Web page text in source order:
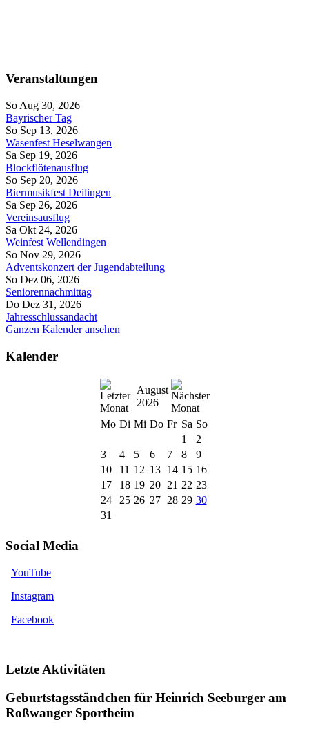
Veranstaltungen
So Aug 30, 2026
Bayrischer Tag
So Sep 13, 2026
Wasenfest Heselwangen
Sa Sep 19, 2026
Blockflötenausflug
So Sep 20, 2026
Biermusikfest Deilingen
Sa Sep 26, 2026
Vereinsausflug
Sa Okt 24, 2026
Weinfest Wellendingen
So Nov 29, 2026
Adventskonzert der Jugendabteilung
So Dez 06, 2026
Seniorennachmittag
Do Dez 31, 2026
Jahresschlussandacht
Ganzen Kalender ansehen
Kalender
August
2026
Mo Di Mi Do Fr Sa So
1
2
3
4 5 6 7 8
9
10
11 12 13 14 15 16
17
18 19 20 21 22 23
24
25 26 27 28 29 30
31
Social Media
YouTube
Instagram
Facebook
Letzte Aktivitäten
Geburtstagsständchen für Heinrich Seeburger am
Roßwanger Sportheim